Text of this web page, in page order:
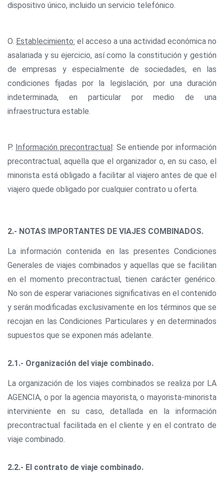
dispositivo único, incluido un servicio telefónico.
O. Establecimiento: el acceso a una actividad económica no
asalariada y su ejercicio, así como la constitución y gestión
de empresas y especialmente de sociedades, en las
condiciones fijadas por la legislación, por una duración
indeterminada, en particular por medio de una
infraestructura estable.
P. Información precontractual: Se entiende por información
precontractual, aquella que el organizador o, en su caso, el
minorista está obligado a facilitar al viajero antes de que el
viajero quede obligado por cualquier contrato u oferta.
2.- NOTAS IMPORTANTES DE VIAJES COMBINADOS.
La información contenida en las presentes Condiciones
Generales de viajes combinados y aquellas que se facilitan
en el momento precontractual, tienen carácter genérico.
No son de esperar variaciones significativas en el contenido
y serán modificadas exclusivamente en los términos que se
recojan en las Condiciones Particulares y en determinados
supuestos que se exponen más adelante.
2.1.- Organización del viaje combinado.
La organización de los viajes combinados se realiza por LA
AGENCIA, o por la agencia mayorista, o mayorista-minorista
interviniente en su caso, detallada en la información
precontractual facilitada en el cliente y en el contrato de
viaje combinado.
2.2.- El contrato de viaje combinado.